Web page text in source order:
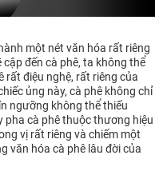
một nét văn hóa rất riêng
đến cà phê, ta không thể
rất điệu nghệ, rất riêng của
ủng này, cà phê không chỉ
ngưỡng không thể thiếu
pha cà phê thuộc thương hiệu
vị rất riêng và chiếm một
văn hóa cà phê lâu đời của